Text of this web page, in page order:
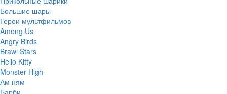
Большие шары
Герои мультфильмов
Among Us
Angry Birds
Brawl Stars
Hello Kitty
Monster High
Ам ням
Барби